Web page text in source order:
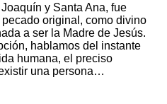
y Santa Ana, fue
original, como divino
a ser la Madre de Jesús.
hablamos del instante
humana, el preciso
una persona…